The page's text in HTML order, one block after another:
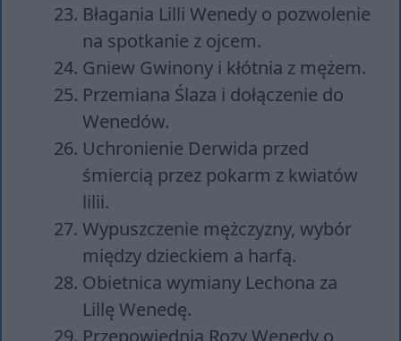
Błagania Lilli Wenedy o pozwolenie
na spotkanie z ojcem.
Gniew Gwinony i kłótnia z mężem.
Przemiana Ślaza i dołączenie do
Wenedów.
Uchronienie Derwida przed
śmiercią przez pokarm z kwiatów
lilii.
Wypuszczenie mężczyzny, wybór
między dzieckiem a harfą.
Obietnica wymiany Lechona za
Lillę Wenedę.
Przepowiednia Rozy Wenedy o